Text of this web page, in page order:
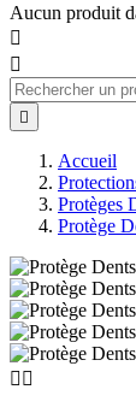
Aucun produit



Accueil
Protèges
Protège
 